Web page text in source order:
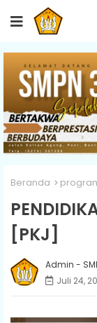
Beranda
[PKJ]
Admin -
Juli 24,